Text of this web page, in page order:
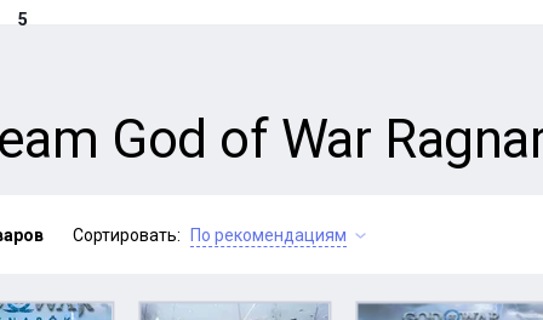
God of War
Сортировать: По рекомендациям